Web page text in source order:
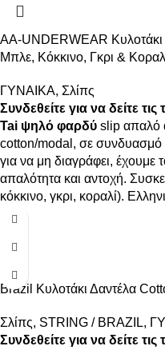
AA-UNDERWEAR Κυλοτάκι
Μπλε, Κόκκινο, Γκρι &
ΓΥΝΑΙΚΑ, Σλίπς
Συνδεθείτε για να δείτε τις
Tai ψηλό φαρδύ slip απαλό
cotton/modal, σε συνδυασμό
για να μη διαγράφει, έχουμε
απαλότητα και αντοχή.
κόκκινο, γκρι, κοραλί).
Brazil Κυλοτάκι Δαντέλα
Σλίπς, STRING / BRAZIL,
Συνδεθείτε για να δείτε τις